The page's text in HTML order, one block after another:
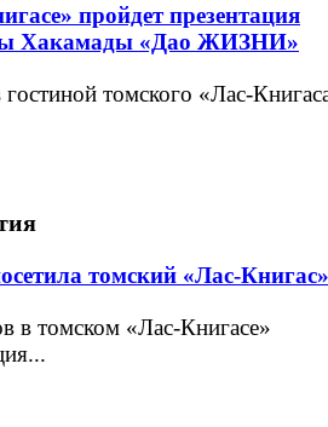
пройдет презентация
Хакамады «Дао ЖИЗНИ»
томского «Лас-
томский «Лас-Книгас»
в томском «Лас-Книгасе»